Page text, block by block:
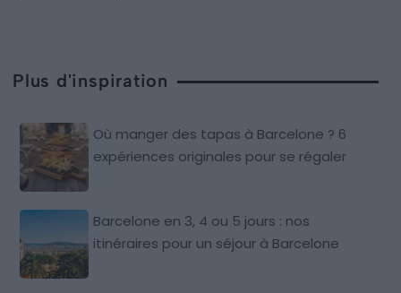
Plus d'inspiration
Où manger des tapas à Barcelone ? 6
expériences originales pour se régaler
Barcelone en 3, 4 ou 5 jours : nos
itinéraires pour un séjour à Barcelone